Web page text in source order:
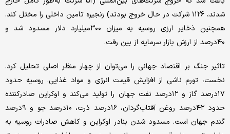
شدند، ۱۱۲۶ شرکت در حال خروج بودند) زنجیره تامین داخلی را مختل کند.
همچنین ذخایر ارزی روسیه به میزان ۳۰۰میلیارد دلار مسدود شد و
۴۰درصد از ارزش بازار سرمایه از بین رفت.
تاثیر جنگ بر اقتصاد جهانی را می‌توان از چهار منظر اصلی تحلیل کرد.
نخست، تورم ناشی از افزایش قیمت انرژی و مواد غذایی. روسیه حدود
۱۷درصد گاز و ۱۲درصد نفت جهان را تولید می‌کند و اوکراین صادرکننده
حدود ۴۲درصد روغن آفتاب‌گردان، ۱۶درصد ذرت، ۱۰درصد جو و ۹درصد
گندم جهان است. مسدود شدن بنادر اوکراین و کاهش صادرات روسیه به